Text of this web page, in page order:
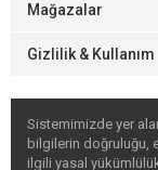
Mağazalar
Gizlilik & Kullanım
Sistemimizde yer
bilgilerin doğruluğu,
ilgili yasal